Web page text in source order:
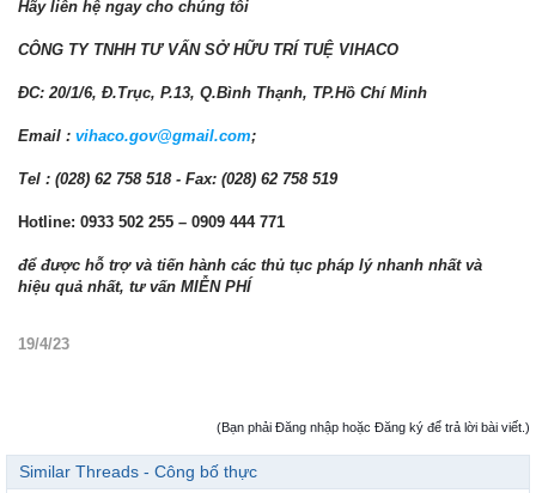
Hãy liên hệ ngay cho chúng tôi
CÔNG TY TNHH TƯ VẤN SỞ HỮU TRÍ TUỆ VIHACO
ĐC: 20/1/6, Đ.Trục, P.13, Q.Bình Thạnh, TP.Hồ Chí Minh
Email : vihaco.gov@gmail.com;
Tel : (028) 62 758 518 - Fax: (028) 62 758 519
Hotline: 0933 502 255 – 0909 444 771
để được hỗ trợ và tiến hành các thủ tục pháp lý nhanh nhất và
hiệu quả nhất, tư vấn MIỄN PHÍ
19/4/23
(Bạn phải Đăng nhập hoặc Đăng ký để trả lời bài viết.)
Similar Threads - Công bố thực